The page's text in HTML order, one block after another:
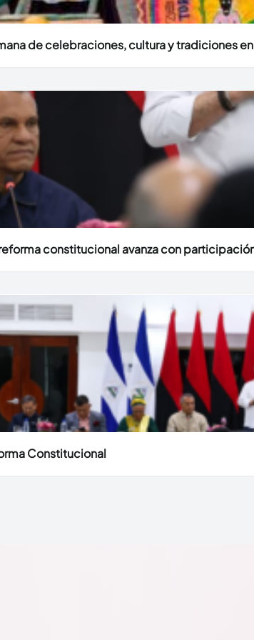
de celebraciones, cultura y tradiciones
constitucional avanza con
Constitucional